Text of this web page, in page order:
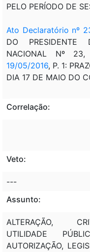
PELO PERÍODO DE
Ato Declaratório nº
DO PRESIDENTE
NACIONAL Nº
19/05/2016, P. 1:
DIA 17 DE MAIO DO
Correlação:
Veto:
---
Assunto:
ALTERAÇÃO,
UTILIDADE
AUTORIZAÇÃO,